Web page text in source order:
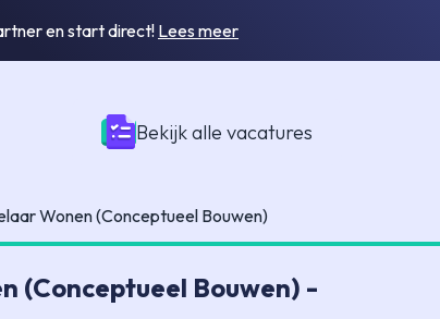
en start direct! Lees meer
Bekijk alle vacatures
Wonen (Conceptueel Bouwen)
(Conceptueel Bouwen) -